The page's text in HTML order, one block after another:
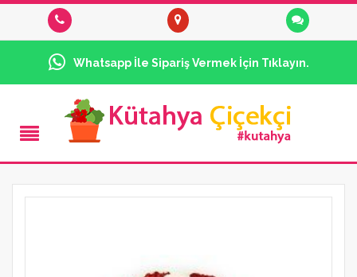
Whatsapp İle Sipariş Vermek İçin Tıklayın.